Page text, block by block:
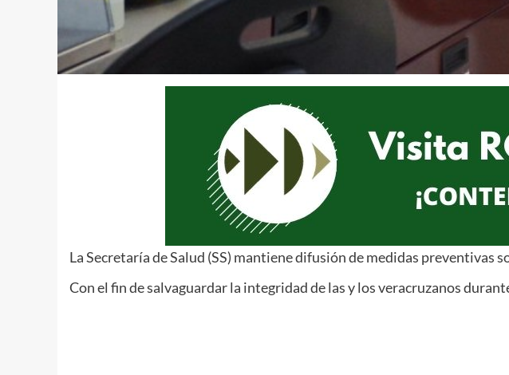
La Secretaría de Salud (SS) mantiene difusión de medidas preventivas
Con el fin de salvaguardar la integridad de las y los veracruzanos